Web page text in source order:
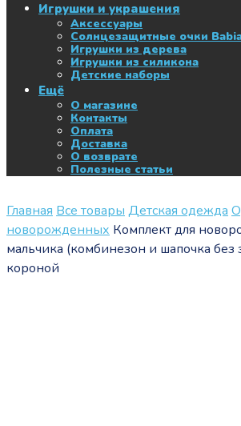
Игрушки и украшения
Аксессуары
Солнцезащитные очки
Игрушки из дерева
Игрушки из силикона
Детские наборы
Ещё
О магазине
Контакты
Оплата
Доставка
О возврате
Полезные статьи
Главная Все товары Детская одежда
новорожденных Комплект для
мальчика (комбинезон и шапочка без
короной